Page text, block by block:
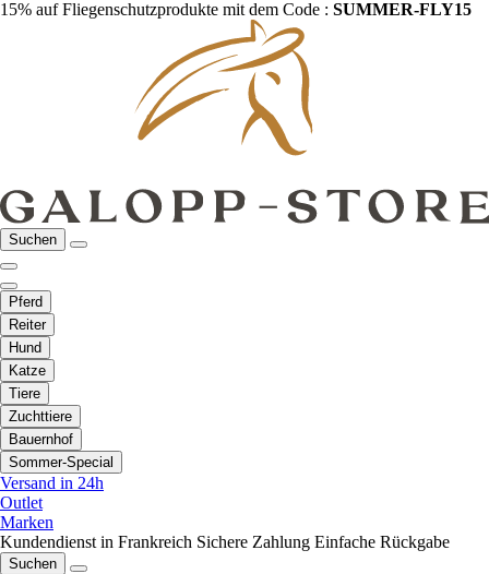
15% auf Fliegenschutzprodukte mit dem Code : SUMMER-FLY15
Suchen
Pferd
Reiter
Hund
Katze
Tiere
Zuchttiere
Bauernhof
Sommer-Special
Versand in 24h
Outlet
Marken
Kundendienst in Frankreich Sichere Zahlung Einfache Rückgabe
Suchen